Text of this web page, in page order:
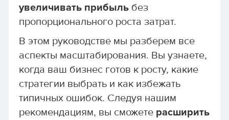
увеличивать прибыльбез
пропорционального роста затрат.
В этом руководстве мы разберем все
аспекты масштабирования. Вы узнаете,
когда ваш бизнес готов к росту, какие
стратегии выбрать и как избежать
типичных ошибок. Следуя нашим
рекомендациям, вы сможете расширить